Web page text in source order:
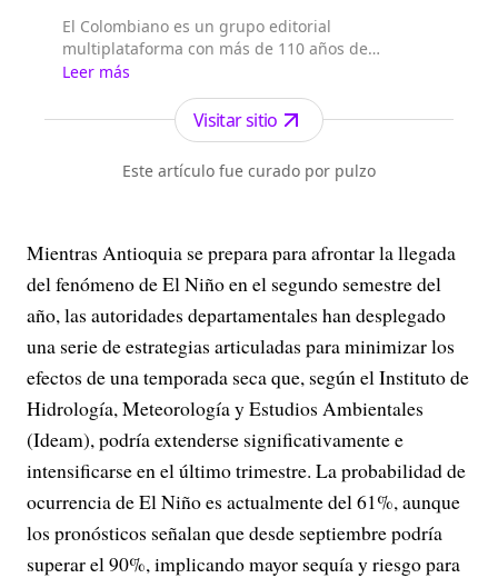
El Colombiano es un grupo editorial
multiplataforma con más de 110 años de
existencia. Nació en la ciudad de Medellín en
Antioquia. Fundado el 6 de febrero de 1912 por
Francisco de Paula Pérez, se ha especializado en
la investigación y generación de contenidos
periodísticos para diferentes plataformas en las
que provee a las a...
Leer más
Visitar sitio
Este artículo fue curado por pulzo
Mientras Antioquia se prepara para afrontar la llegada
del fenómeno de El Niño en el segundo semestre del
año, las autoridades departamentales han desplegado
una serie de estrategias articuladas para minimizar los
efectos de una temporada seca que, según el Instituto de
Hidrología, Meteorología y Estudios Ambientales
(Ideam), podría extenderse significativamente e
intensificarse en el último trimestre. La probabilidad de
ocurrencia de El Niño es actualmente del 61%, aunque
los pronósticos señalan que desde septiembre podría
superar el 90%, implicando mayor sequía y riesgo para